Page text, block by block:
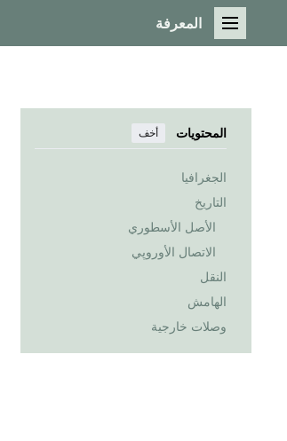
القائمة الرئيسية
المعرفة
المحتويات أخف
الجغرافيا
التاريخ
الأصل الأسطوري
الاتصال الأوروپي
النقل
الهامش
وصلات خارجية